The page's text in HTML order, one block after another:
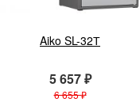
Aiko SL-32Т
5 657 ₽
6 655 ₽